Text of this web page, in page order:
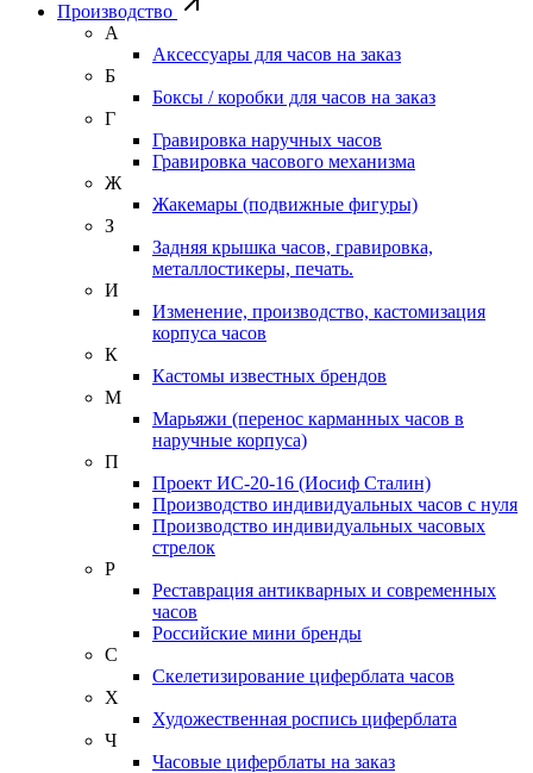
Производство
А
Аксессуары для часов на заказ
Б
Боксы / коробки для часов на заказ
Г
Гравировка наручных часов
Гравировка часового механизма
Ж
Жакемары (подвижные фигуры)
З
Задняя крышка часов, гравировка,
металлостикеры, печать.
И
Изменение, производство, кастомизация
корпуса часов
К
Кастомы известных брендов
М
Марьяжи (перенос карманных часов в
наручные корпуса)
П
Проект ИС-20-16 (Иосиф Сталин)
Производство индивидуальных часов с нуля
Производство индивидуальных часовых
стрелок
Р
Реставрация антикварных и современных
часов
Российские мини бренды
С
Скелетизирование циферблата часов
Х
Художественная роспись циферблата
Ч
Часовые циферблаты на заказ